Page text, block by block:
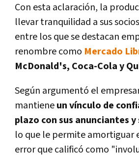
Con esta aclaración, la
llevar tranquilidad a sus
entre los que se destacan
renombre como Mercado
McDonald's, Coca-Cola y
Según argumentó el
mantieneun vínculo de
plazo con sus anunciantes y
lo que le permite amortiguar
error que calificó como